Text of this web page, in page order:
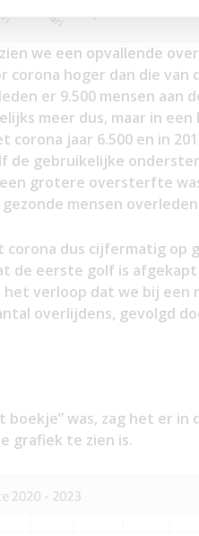
we een opvallende
hoger dan die van
er 9.500 mensen aan
meer dus, maar in
jaar 6.500 en in
de gebruikelijke
grotere oversterfte
mensen overleden
dus cijfermatig op
de eerste golf is
verloop dat we bij een
overlijdens, gevolgd
was, zag het er in
grafiek te zien is.